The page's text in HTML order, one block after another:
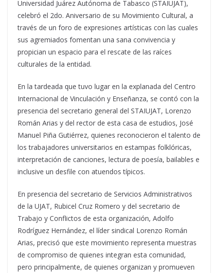
Universidad Juárez Autónoma de Tabasco (STAIUJAT),
celebró el 2do. Aniversario de su Movimiento Cultural, a
través de un foro de expresiones artísticas con las cuales
sus agremiados fomentan una sana convivencia y
propician un espacio para el rescate de las raíces
culturales de la entidad.
En la tardeada que tuvo lugar en la explanada del Centro
Internacional de Vinculación y Enseñanza, se contó con la
presencia del secretario general del STAIUJAT, Lorenzo
Román Arias y del rector de esta casa de estudios, José
Manuel Piña Gutiérrez, quienes reconocieron el talento de
los trabajadores universitarios en estampas folklóricas,
interpretación de canciones, lectura de poesía, bailables e
inclusive un desfile con atuendos típicos.
En presencia del secretario de Servicios Administrativos
de la UJAT, Rubicel Cruz Romero y del secretario de
Trabajo y Conflictos de esta organización, Adolfo
Rodríguez Hernández, el líder sindical Lorenzo Román
Arias, precisó que este movimiento representa muestras
de compromiso de quienes integran esta comunidad,
pero principalmente, de quienes organizan y promueven